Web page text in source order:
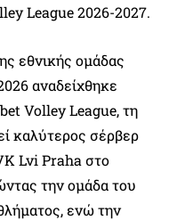
League 2026-2027.
εθνικής ομάδας
αναδείχθηκε
Volley League, τη
καλύτερος σέρβερ
Lvi Praha στο
την ομάδα του
ενώ την